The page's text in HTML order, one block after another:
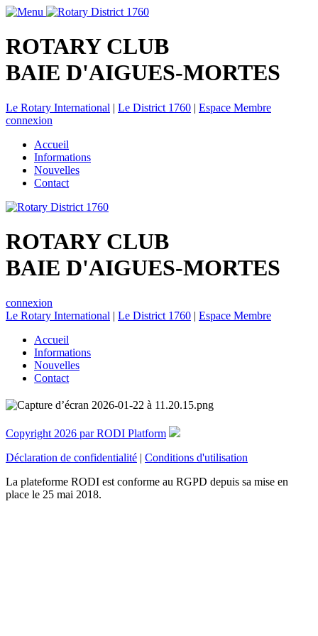
ROTARY CLUB
BAIE D'AIGUES-MORTES
Le Rotary International | Le District 1760 | Espace Membre
connexion
Accueil
Informations
Nouvelles
Contact
ROTARY CLUB
BAIE D'AIGUES-MORTES
connexion
Le Rotary International | Le District 1760 | Espace Membre
Accueil
Informations
Nouvelles
Contact
Copyright 2026 par RODI Platform
Déclaration de confidentialité | Conditions d'utilisation
La plateforme RODI est conforme au RGPD depuis sa mise en
place le 25 mai 2018.